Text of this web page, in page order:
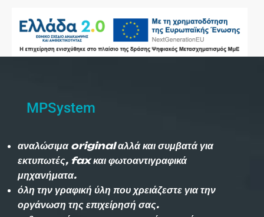
MPSystem
αναλώσιμα original αλλά και συμβατά για
εκτυπωτές, fax και φωτοαντιγραφικά
μηχανήματα.
όλη την γραφική ύλη που χρειάζεστε για την
οργάνωση της επιχείρησή σας.